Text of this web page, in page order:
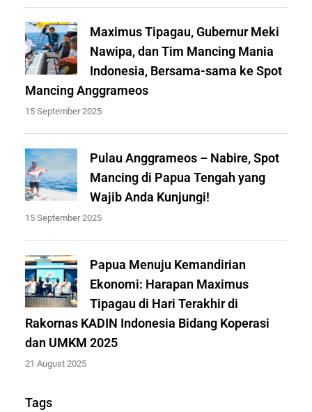
Maximus Tipagau, Gubernur Meki
Nawipa, dan Tim Mancing Mania
Indonesia, Bersama-sama ke Spot
Mancing Anggrameos
15 September 2025
Pulau Anggrameos – Nabire, Spot
Mancing di Papua Tengah yang
Wajib Anda Kunjungi!
15 September 2025
Papua Menuju Kemandirian
Ekonomi: Harapan Maximus
Tipagau di Hari Terakhir di
Rakornas KADIN Indonesia Bidang Koperasi
dan UMKM 2025
21 August 2025
Tags